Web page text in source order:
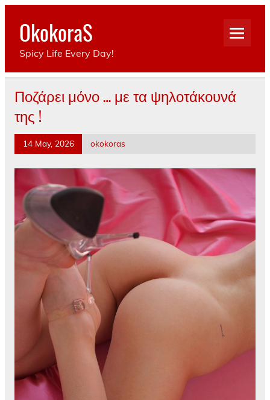
Skip
contentOkokoraS
Spicy Life Every Day!
Ποζάρει μόνο … με τα ψηλοτάκουνά
της !
14 May, 2026 okokoras